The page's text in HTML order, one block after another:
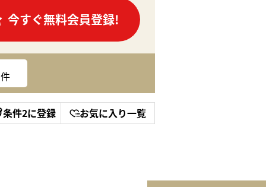
今すぐ無料会員登録!
件
条件2に登録 お気に入り一覧